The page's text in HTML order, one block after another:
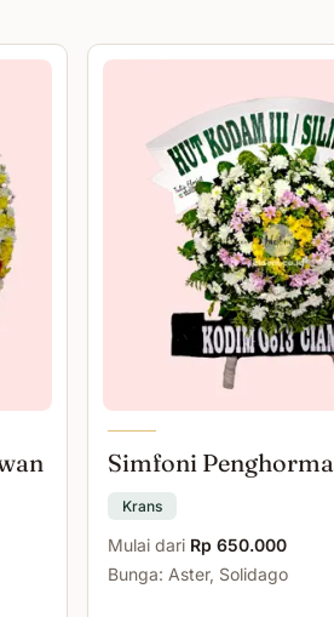
Simfoni
Krans
Mulai dari Rp 650.000
Bunga: Aster, Solidago